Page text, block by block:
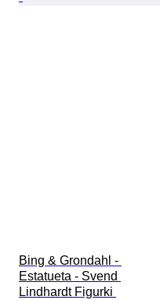
Bing & Grondahl -
Estatueta - Svend
Lindhardt Figurki